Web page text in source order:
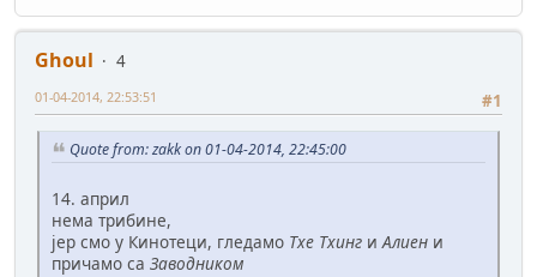
Ghoul
4
#1
01-04-2014, 22:53:51
Quote from: zakk on 01-04-2014, 22:45:00
14. април
нема трибине,
јер смо у Кинотеци, гледамо Тхе Тхинг иАлиен и
причамо са Заводником